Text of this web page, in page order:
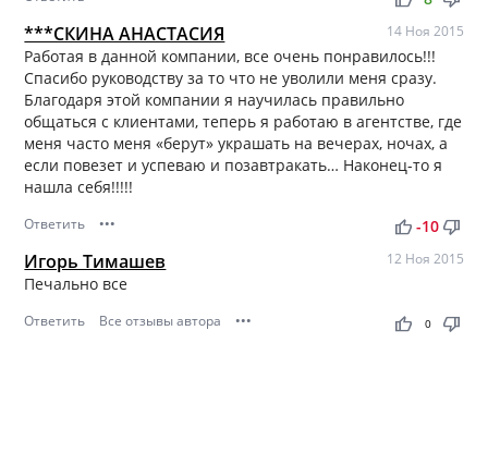
***СКИНА АНАСТАСИЯ 14 Ноя 2015
Работая в данной компании, все очень понравилось!!!
Спасибо руководству за то что не уволили меня сразу.
Благодаря этой компании я научилась правильно
общаться с клиентами, теперь я работаю в агентстве, где
меня часто меня «берут» украшать на вечерах, ночах, а
если повезет и успеваю и позавтракать… Наконец-то я
нашла себя!!!!!
Ответить ••• thumb_up thumb_down
-10
Игорь Тимашев 12 Ноя 2015
Печально все
Ответить Все отзывы автора ••• thumb_up thumb_down
0